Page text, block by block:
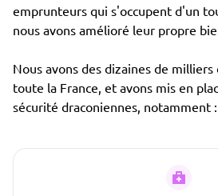
emprunteurs qui s'occupent d'un
nous avons amélioré leur propre
Nous avons des dizaines de
toute la France, et avons mis en
sécurité draconiennes, notamment :